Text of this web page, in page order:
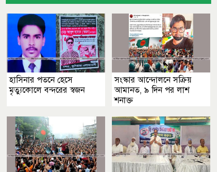
হাসিনার পতনে হেসে
মৃত্যুকোলে বন্দরের স্বজন
সংস্কার আন্দোলনে সক্রিয়
আমানত, ৯ দিন পর লাশ
শনাক্ত